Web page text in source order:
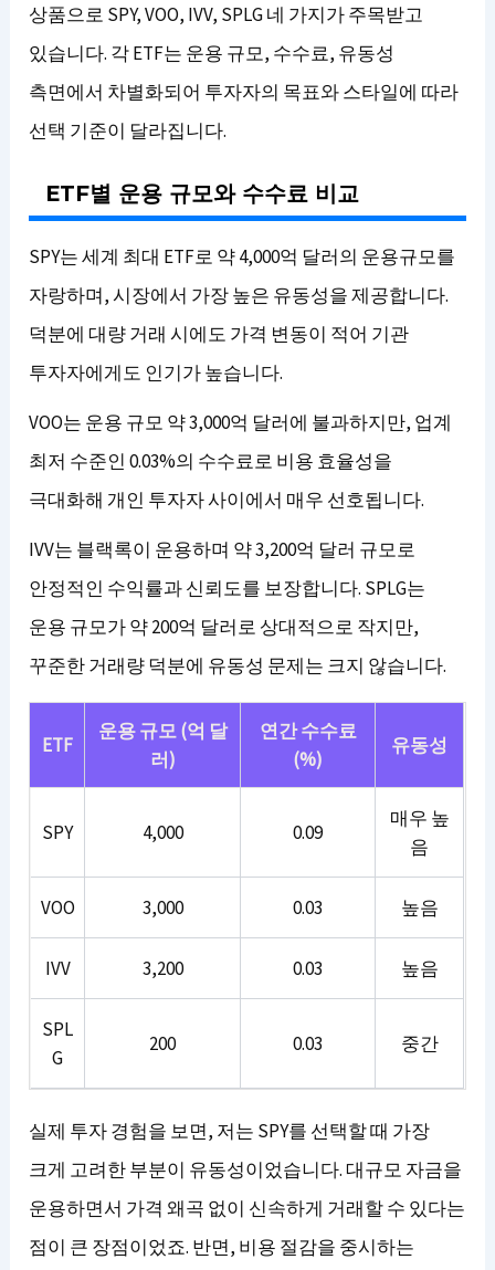
상품으로 SPY, VOO, IVV, SPLG 네 가지가 주목받고
있습니다. 각 ETF는 운용 규모, 수수료, 유동성
측면에서 차별화되어 투자자의 목표와 스타일에 따라
선택 기준이 달라집니다.
ETF별 운용 규모와 수수료 비교
SPY는 세계 최대 ETF로 약 4,000억 달러의 운용규모를
자랑하며, 시장에서 가장 높은 유동성을 제공합니다.
덕분에 대량 거래 시에도 가격 변동이 적어 기관
투자자에게도 인기가 높습니다.
VOO는 운용 규모 약 3,000억 달러에 불과하지만, 업계
최저 수준인 0.03%의 수수료로 비용 효율성을
극대화해 개인 투자자 사이에서 매우 선호됩니다.
IVV는 블랙록이 운용하며 약 3,200억 달러 규모로
안정적인 수익률과 신뢰도를 보장합니다. SPLG는
운용 규모가 약 200억 달러로 상대적으로 작지만,
꾸준한 거래량 덕분에 유동성 문제는 크지 않습니다.
ETF
운용 규모 (억 달
러)
연간 수수료
(%)
유동성
SPY 4,000 0.09
매우 높
음
VOO 3,000 0.03 높음
IVV 3,200 0.03 높음
SPL
G
200 0.03 중간
실제 투자 경험을 보면, 저는 SPY를 선택할 때 가장
크게 고려한 부분이 유동성이었습니다. 대규모 자금을
운용하면서 가격 왜곡 없이 신속하게 거래할 수 있다는
점이 큰 장점이었죠. 반면, 비용 절감을 중시하는